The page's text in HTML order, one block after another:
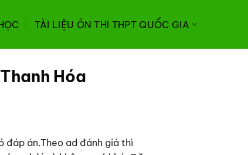
TÀI LIỆU ÔN THI THPT QUỐC GIA
Hóa
đáp án.Theo ad đánh giá thì